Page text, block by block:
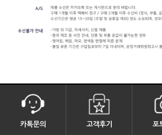
카톡문의 고객후기 포